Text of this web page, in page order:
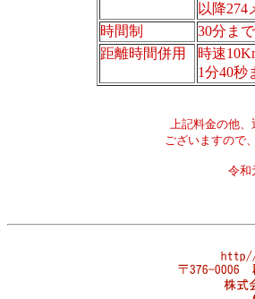
以降
時間制
30分ま
距離時間併用
時速
1分40秒
上記料金の他
ございますので
令和